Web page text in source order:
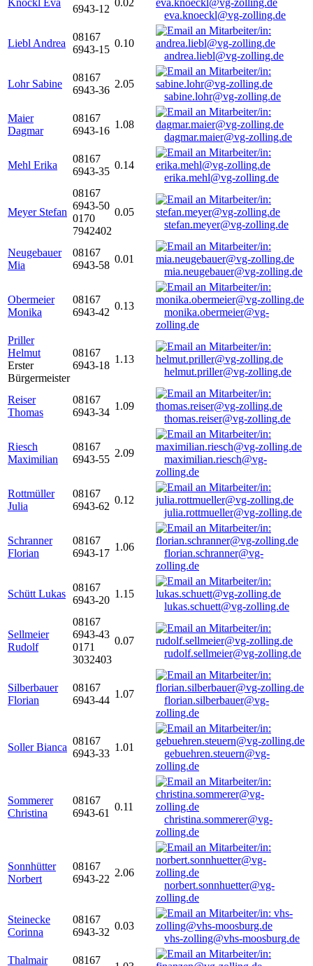
Knöckl Eva
6943-12
0.02
eva.knoeckl@vg-zolling.de
Liebl Andrea
08167
6943-15
0.10
andrea.liebl@vg-zolling.de
Lohr Sabine
08167
6943-36
2.05
sabine.lohr@vg-zolling.de
Maier
Dagmar
08167
6943-16
1.08
dagmar.maier@vg-zolling.de
Mehl Erika
08167
6943-35
0.14
erika.mehl@vg-zolling.de
Meyer Stefan
08167
6943-50
0170
7942402
0.05
stefan.meyer@vg-zolling.de
Neugebauer
Mia
08167
6943-58
0.01
mia.neugebauer@vg-zolling.de
Obermeier
Monika
08167
6943-42
0.13
monika.obermeier@vg-
zolling.de
Priller
Helmut
Erster
Bürgermeister
08167
6943-18
1.13
helmut.priller@vg-zolling.de
Reiser
Thomas
08167
6943-34
1.09
thomas.reiser@vg-zolling.de
Riesch
Maximilian
08167
6943-55
2.09
maximilian.riesch@vg-
zolling.de
Rottmüller
Julia
08167
6943-62
0.12
julia.rottmueller@vg-zolling.de
Schranner
Florian
08167
6943-17
1.06
florian.schranner@vg-
zolling.de
Schütt Lukas
08167
6943-20
1.15
lukas.schuett@vg-zolling.de
Sellmeier
Rudolf
08167
6943-43
0171
3032403
0.07
rudolf.sellmeier@vg-zolling.de
Silberbauer
Florian
08167
6943-44
1.07
florian.silberbauer@vg-
zolling.de
Soller Bianca
08167
6943-33
1.01
gebuehren.steuern@vg-
zolling.de
Sommerer
Christina
08167
6943-61
0.11
christina.sommerer@vg-
zolling.de
Sonnhütter
Norbert
08167
6943-22
2.06
norbert.sonnhuetter@vg-
zolling.de
Steinecke
Corinna
08167
6943-32
0.03
vhs-zolling@vhs-moosburg.de
Thalmair
08167